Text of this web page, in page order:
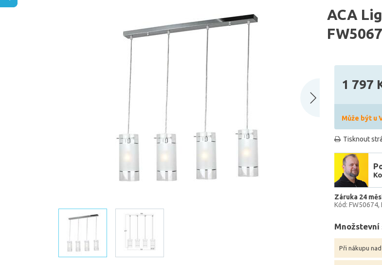
ACA
1 797
Může být u
Tisknout
Záruka 24
Kód: FW50674
Množstevní
Při nákupu nad